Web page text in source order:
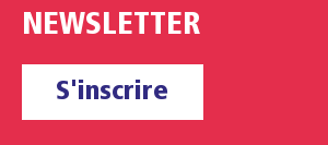
NEWSLETTER
S'inscrire